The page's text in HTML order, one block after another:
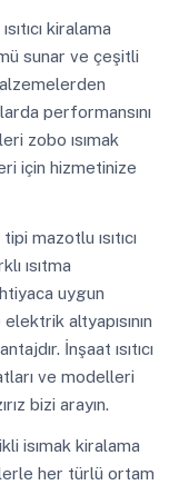
kiralama
sunar ve çeşitli
performansını
zobo ısımak
için hizmetinize
mazotlu ısıtıcı
ısıtma
uygun
altyapısının
İnşaat ısıtıcı
ve modelleri
bizi arayın.
isımak kiralama
her türlü ortam